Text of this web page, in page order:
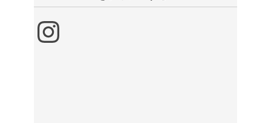
Instagram